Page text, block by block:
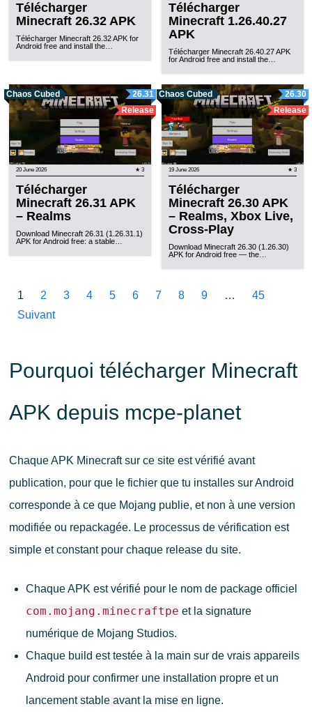
Télécharger
Minecraft 26.32 APK
Télécharger Minecraft 26.32 APK for
Android free and install the…
Télécharger
Minecraft 1.26.40.27
APK
Télécharger Minecraft 26.40.27 APK
for Android free and install the…
Chaos Cubed
26.31
Release
20 June 2026 ★ 3
Télécharger
Minecraft 26.31 APK
– Realms
Download Minecraft 26.31 (1.26.31.1)
APK for Android free: a stable…
Chaos Cubed
26.30
Release
19 June 2026 ★ 3
Télécharger
Minecraft 26.30 APK
– Realms, Xbox Live,
Cross-Play
Download Minecraft 26.30 (1.26.30)
APK for Android free — the…
1 2 3 4 5 6 7 8 9 …
45
Suivant
Pourquoi télécharger Minecraft
APK depuis mcpe-planet
Chaque APK Minecraft sur ce site est vérifié avant
publication, pour que le fichier que tu installes sur Android
corresponde à ce que Mojang publie, et non à une version
modifiée ou repackagée. Le processus de vérification est
simple et constant pour chaque release du site.
Chaque APK est vérifié pour le nom de package officiel
com.mojang.minecraftpe et la signature
numérique de Mojang Studios.
Chaque build est testée à la main sur de vrais appareils
Android pour confirmer une installation propre et un
lancement stable avant la mise en ligne.